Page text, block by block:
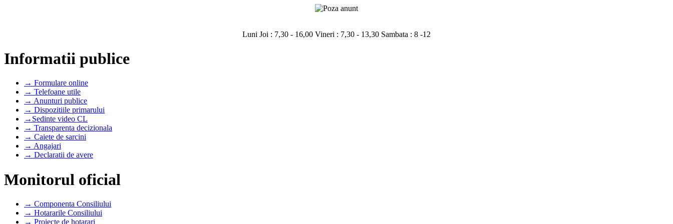
Luni Joi : 7,30 - 16,00 Vineri : 7,30 - 13,30 Sambata : 8 -12
Informatii publice
→ Formulare online
→ Telefoane utile
→ Anunturi publice
→ Dispozitiile primarului
→Sedinte video CL
→ Transparenta decizionala
→ Caiete de sarcini
→ Angajari
→ Declaratii de avere
Monitorul oficial
→ Componenta Consiliului
→ Hotararile Consiliului
→ Proiecte de hotarari